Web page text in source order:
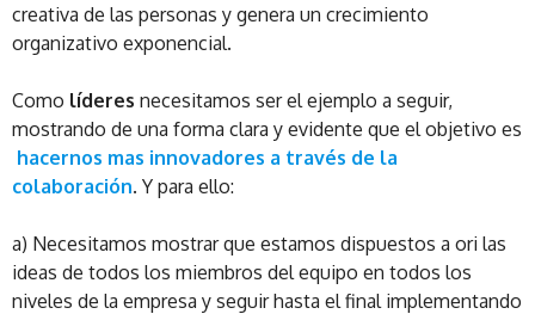
creativa de las personas y genera un crecimiento
organizativo exponencial.
Como líderes necesitamos ser el ejemplo a seguir,
mostrando de una forma clara y evidente que el objetivo es
hacernos mas innovadores a través de la
colaboración. Y para ello:
a) Necesitamos mostrar que estamos dispuestos a ori las
ideas de todos los miembros del equipo en todos los
niveles de la empresa y seguir hasta el final implementando